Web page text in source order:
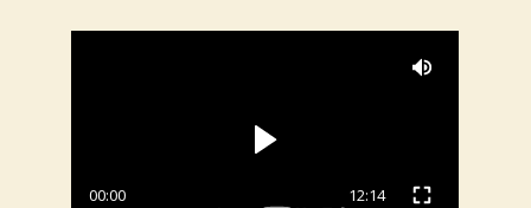
00:00 12:14